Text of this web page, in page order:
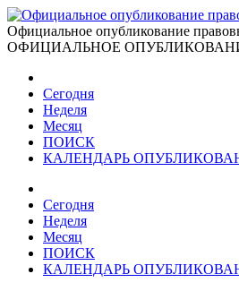
Официальное опубликование
ОФИЦИАЛЬНОЕ
Сегодня
Неделя
Месяц
ПОИСК
КАЛЕНДАРЬ
Сегодня
Неделя
Месяц
ПОИСК
КАЛЕНДАРЬ